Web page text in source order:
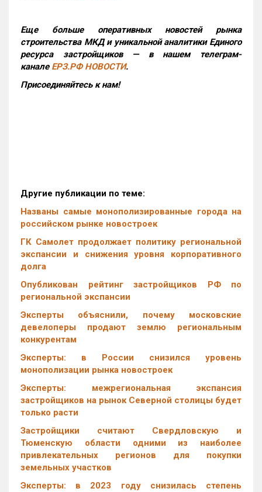
Еще больше оперативных новостей рынка
строительства МКД и уникальной аналитики Единого
ресурса застройщиков — в нашем телеграм-
канале ЕРЗ.РФ НОВОСТИ.
Присоединяйтесь к нам!
Другие публикации по теме:
Названы самые монополизированные города на
российском рынке новостроек
ГК Самолет продолжает политику региональной
экспансии и снижения уровня корпоративного
долга
Опубликован рейтинг застройщиков РФ по
региональной экспансии
Эксперты объяснили, почему московские
девелоперы продают землю региональным
конкурентам
Эксперты: в России снизился уровень
монополизации рынка новостроек
Эксперты: межрегиональная экспансия
застройщиков на рынок Северной столицы будет
только расти
Застройщики считают Свердловскую и
Тюменскую области одними из наиболее
привлекательных регионов для покупки
земельных участков
Эксперты: в 2023 году снизилась степень